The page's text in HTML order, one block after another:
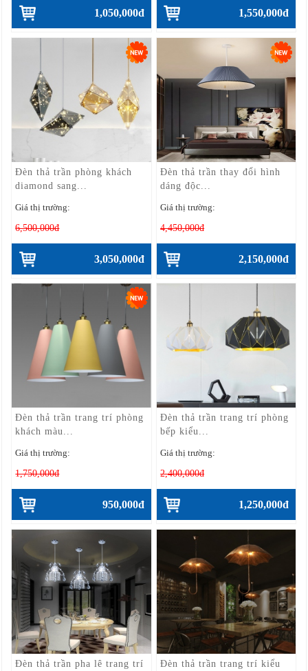
1,050,000đ 1,550,000đ
Đèn thả trần phòng khách
diamond sang...
Giá thị trường:
6,500,000đ
3,050,000đ
Đèn thả trần thay đổi hình
dáng độc...
Giá thị trường:
4,450,000đ
2,150,000đ
Đèn thả trần trang trí phòng
khách màu...
Giá thị trường:
1,750,000đ
950,000đ
Đèn thả trần trang trí phòng
bếp kiểu...
Giá thị trường:
2,400,000đ
1,250,000đ
Đèn thả trần pha lê trang trí
Đèn thả trần trang trí kiểu